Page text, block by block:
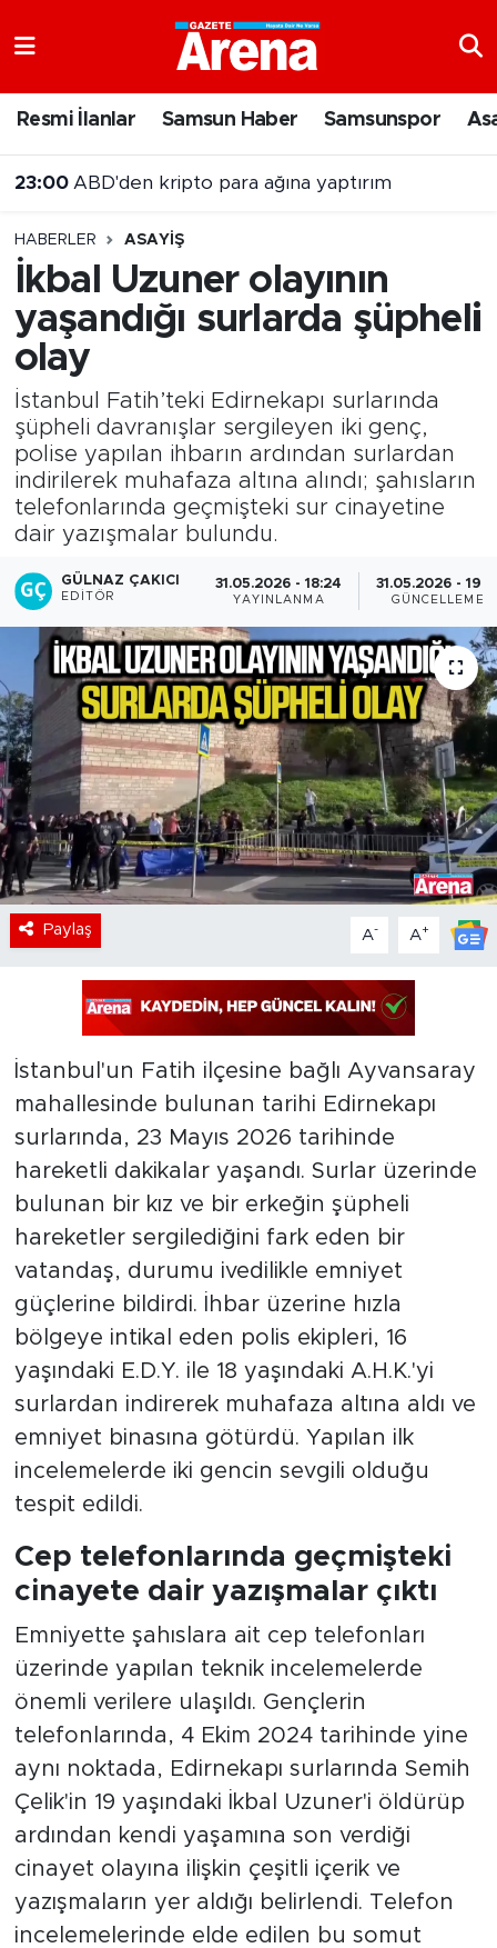
Resmi İlanlar Samsun Haber Samsunspor
23:00 ABD'den kripto para ağına yaptırım
HABERLER ASAYIŞ
İkbal Uzuner olayının
yaşandığı surlarda şüpheli
olay
İstanbul Fatih’teki Edirnekapı surlarında
şüpheli davranışlar sergileyen iki genç,
polise yapılan ihbarın ardından surlardan
indirilerek muhafaza altına alındı; şahısların
telefonlarında geçmişteki sur cinayetine
dair yazışmalar bulundu.
GÜLNAZ ÇAKICI
EDITÖR
31.05.2026 - 18:24
YAYINLANMA
31.05.2026 -
GÜNCELLEME
Paylaş A- A+
İstanbul'un Fatih ilçesine bağlı Ayvansaray
mahallesinde bulunan tarihi Edirnekapı
surlarında, 23 Mayıs 2026 tarihinde
hareketli dakikalar yaşandı. Surlar üzerinde
bulunan bir kız ve bir erkeğin şüpheli
hareketler sergilediğini fark eden bir
vatandaş, durumu ivedilikle emniyet
güçlerine bildirdi. İhbar üzerine hızla
bölgeye intikal eden polis ekipleri, 16
yaşındaki E.D.Y. ile 18 yaşındaki A.H.K.'yi
surlardan indirerek muhafaza altına aldı ve
emniyet binasına götürdü. Yapılan ilk
incelemelerde iki gencin sevgili olduğu
tespit edildi.
Cep telefonlarında geçmişteki
cinayete dair yazışmalar çıktı
Emniyette şahıslara ait cep telefonları
üzerinde yapılan teknik incelemelerde
önemli verilere ulaşıldı. Gençlerin
telefonlarında, 4 Ekim 2024 tarihinde yine
aynı noktada, Edirnekapı surlarında Semih
Çelik'in 19 yaşındaki İkbal Uzuner'i öldürüp
ardından kendi yaşamına son verdiği
cinayet olayına ilişkin çeşitli içerik ve
yazışmaların yer aldığı belirlendi. Telefon
incelemelerinde elde edilen bu somut
Samsun Namaz Vakitleri
Trafik Durumu
Süper Lig Puan Durumu ve Fikstür
Tüm Manşetler
Son Dakika Haberleri
Haber Arşivi